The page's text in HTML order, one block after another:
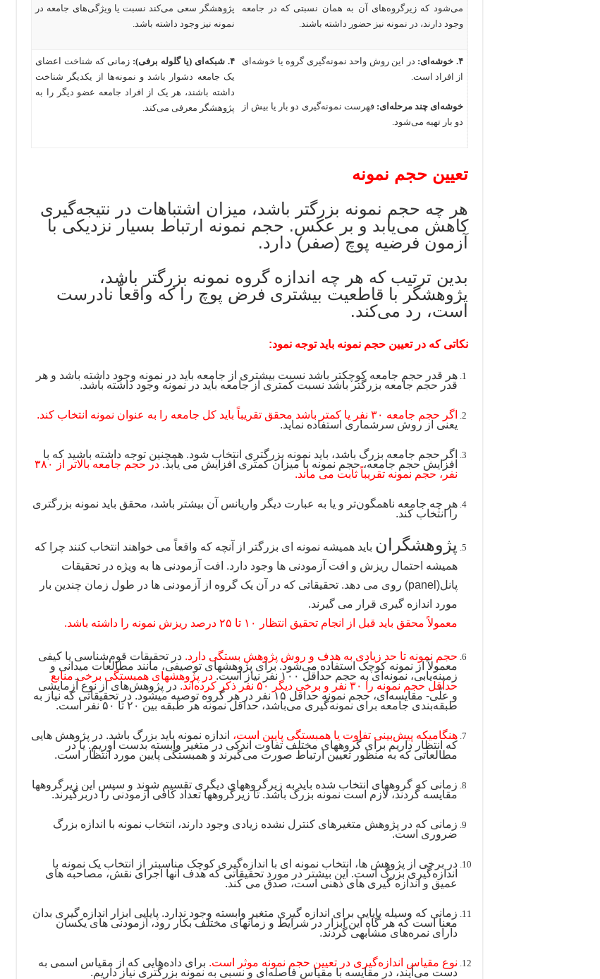
می‌شود که زیرگروه‌های آن به همان نسبتی که در جامعه
وجود دارند، در نمونه نیز حضور داشته باشند.
پژوهشگر سعی می‌کند نسبت یا ویژگی‌های جامعه در
نمونه نیز وجود داشته باشد.
۴. خوشه‌ای: در این روش واحد نمونه‌گیری گروه یا خوشه‌ای
از افراد است.
خوشه‌ای چند مرحله‌ای: فهرست نمونه‌گیری دو بار یا بیش از
دو بار تهیه می‌شود.
۴. شبکه‌ای(یا گلوله برفی): زمانی که شناخت اعضای
یک جامعه دشوار باشد و نمونه‌ها از یکدیگر شناخت
داشته باشند، هر یک از افراد جامعه عضو دیگر را به
پژوهشگر معرفی می‌کند.
تعیین حجم نمونه
هر چه حجم نمونه بزرگتر باشد، میزان اشتباهات در نتیجه‌گیری
کاهش می‌یابد و بر عکس. حجم نمونه ارتباط بسیار نزدیکی با
آزمون فرضیه پوچ (صفر) دارد.
بدین ترتیب که هر چه اندازه گروه نمونه بزرگتر باشد،
پژوهشگر با قاطعیت بیشتری فرض پوچ را که واقعاّ نادرست
است، رد می‌کند.
نکاتی که در تعیین حجم نمونه باید توجه نمود:
هر قدر حجم جامعه کوچکتر باشد نسبت بیشتری از جامعه باید در نمونه وجود داشته باشد و هر
قدر حجم جامعه بزرگتر باشد نسبت کمتری از جامعه باید در نمونه وجود داشته باشد.
اگر حجم جامعه ۳۰ نفر یا کمتر باشد محقق تقریباً باید کل جامعه را به عنوان نمونه انتخاب کند.
یعنی از روش سرشماری استفاده نماید.
اگر حجم جامعه بزرگ باشد، باید نمونه بزرگتری انتخاب شود. همچنین توجه داشته باشید که با
افزایش حجم جامعه، حجم نمونه با میزان کمتری افزایش می یابد.
در حجم جامعه بالاتر از ۳۸۰
نفر، حجم نمونه تقریباً ثابت می­ ماند.
هر چه جامعه ناهمگون‌تر و یا به عبارت دیگر واریانس آن بیشتر باشد، محقق باید نمونه بزرگتری
را انتخاب کند.
پژوهشگران باید همیشه نمونه ای بزرگتر از آنچه که واقعاً می­ خواهند انتخاب کنند چرا که
همیشه احتمال ریزش و افت آزمودنی­ ها وجود دارد. افت آزمودنی­ ها به ویژه در تحقیقات
پانل(panel) روی می­ دهد. تحقیقاتی که در آن یک گروه از آزمودنی­ ها در طول زمان چندین بار
مورد اندازه گیری قرار می­ گیرند.
معمولاً محقق باید قبل از انجام تحقیق انتظار ۱۰ تا ۲۵ درصد ریزش نمونه را داشته باشد.
حجم نمونه تا حد زیادی به هدف و روش پژوهش بستگی دارد. در تحقیقات قوم‌شناسی یا کیفی
معمولاً از نمونه کوچک استفاده می‌شود. برای پژوهش­های توصیفی، مانند مطالعات میدانی و
زمینه‌یابی، نمونه‌ای به حجم حداقل ۱۰۰ نفر نیاز است.
در پژوهش­های همبستگی برخی منابع
حداقل حجم نمونه را ۳۰ نفر و برخی دیگر ۵۰ نفر ذکر کرده‌اند.
در پژوهش‌های از نوع آزمایشی
و علّی- مقایسه‌ای، حجم نمونه حداقل ۱۵ نفر در هر گروه توصیه می­شود. در تحقیقاتی که نیاز به
طبقه‌بندی جامعه برای نمونه‌گیری می‌باشد، حداقل نمونه هر طبقه بین ۲۰ تا ۵۰ نفر است.
هنگامیکه پیش‌بینی تفاوت یا همبستگی پایین است، اندازه نمونه باید بزرگ باشد. در پژوهش هایی
که انتظار داریم برای گروههای مختلف تفاوت اندکی در متغیر وابسته بدست آوریم. یا در
مطالعاتی که به منظور تعیین ارتباط صورت می‌گیرند و همبستگی پایین مورد انتظار است.
زمانی که گروههای انتخاب شده باید به زیرگروههای دیگری تقسیم شوند و سپس این زیرگروهها
مقایسه گردند، لازم است نمونه بزرگ باشد. تا زیرگروهها تعداد کافی آزمودنی را دربرگیرند.
زمانی که در پژوهش متغیرهای کنترل نشده زیادی وجود دارند، انتخاب نمونه با اندازه بزرگ
ضروری است.
در برخی از پژوهش ها، انتخاب نمونه ای با اندازه‌گیری کوچک مناسبتر از انتخاب یک نمونه با
اندازه‌گیری بزرگ است. این بیشتر در مورد تحقیقاتی که هدف آنها اجرای نقش، مصاحبه های
عمیق و اندازه گیری های ذهنی است، صدق می ­کند.
زمانی که وسیله پایایی برای اندازه گیری متغیر وابسته وجود ندارد. پایایی ابزار اندازه گیری بدان
معنا است که هر گاه این ابزار در شرایط و زمانهای مختلف بکار رود، آزمودنی های یکسان
دارای نمره‌های مشابهی گردند.
نوع مقیاس اندازه‌گیری در تعیین حجم نمونه موثر است. برای داده‌هایی که از مقیاس اسمی به
دست می‌آیند، در مقایسه با مقیاس فاصله‌ای و نسبی به نمونه بزرگتری نیاز داریم.